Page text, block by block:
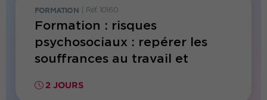
FORMATION Réf. 10160
Formation : risques
psychosociaux : repérer les
souffrances au travail et
fragilisés
2 JOURS